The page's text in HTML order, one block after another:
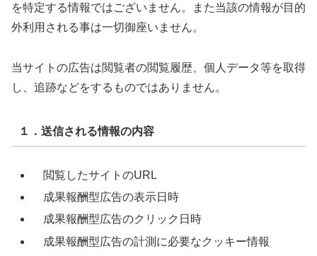
を特定する情報ではございません。また当該の情報が目的
外利用される事は一切御座いません。
当サイトの広告は閲覧者の閲覧履歴、個人データ等を取得
し、追跡などをするものではありません。
１．送信される情報の内容
閲覧したサイトのURL
成果報酬型広告の表示日時
成果報酬型広告のクリック日時
成果報酬型広告の計測に必要なクッキー情報